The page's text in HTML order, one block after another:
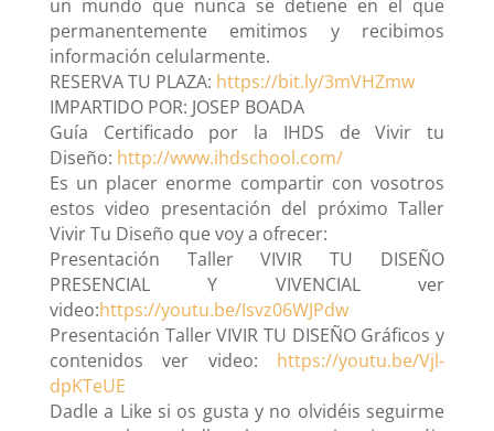
un mundo que nunca se detiene en el que
permanentemente emitimos y recibimos
información celularmente.
RESERVA TU PLAZA: https://bit.ly/3mVHZmw
IMPARTIDO POR: JOSEP BOADA
Guía Certificado por la IHDS de Vivir tu
Diseño: http://www.ihdschool.com/
Es un placer enorme compartir con vosotros
estos video presentación del próximo Taller
Vivir Tu Diseño que voy a ofrecer:
Presentación Taller VIVIR TU DISEÑO
PRESENCIAL Y VIVENCIAL ver
video:https://youtu.be/Isvz06WJPdw
Presentación Taller VIVIR TU DISEÑO Gráficos y
contenidos ver video: https://youtu.be/Vjl-
dpKTeUE
Dadle a Like si os gusta y no olvidéis seguirme